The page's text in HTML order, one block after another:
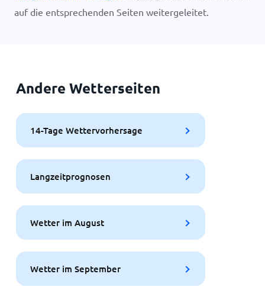
auf die entsprechenden Seiten weitergeleitet.
Andere Wetterseiten
14-Tage Wettervorhersage
Langzeitprognosen
Wetter im August
Wetter im September